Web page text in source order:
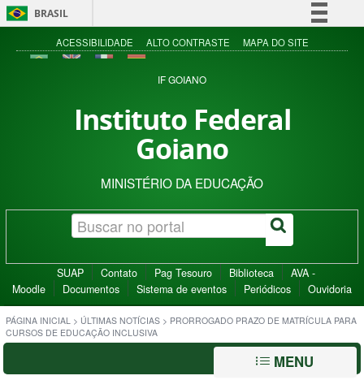
BRASIL
Simplifique!
Acesso à informação
ACESSIBILIDADE ALTO CONTRASTE MAPA DO SITE
IF GOIANO
Instituto Federal
Goiano
MINISTÉRIO DA EDUCAÇÃO
SUAP Contato Pag Tesouro Biblioteca
AVA -
Moodle
Documentos Sistema de eventos Periódicos Ouvidoria
PÁGINA INICIAL > ÚLTIMAS NOTÍCIAS > PRORROGADO PRAZO DE MATRÍCULA PARA
CURSOS DE EDUCAÇÃO INCLUSIVA
MENU